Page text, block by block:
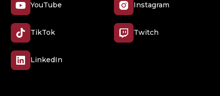
YouTube Instagram
TikTok Twitch
LinkedIn